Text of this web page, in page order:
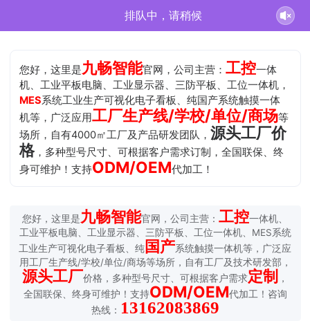
排队中，请稍候
您好，这里是九畅智能官网，公司主营：工控一体
机、工业平板电脑、工业显示器、三防平板、工位一体机，
MES系统工业生产可视化电子看板、纯国产系统触摸一体
机等，广泛应用工厂生产线/学校/单位/商场等
场所，自有4000㎡工厂及产品研发团队，源头工厂价
格，多种型号尺寸、可根据客户需求订制，全国联保、终
身可维护！支持ODM/OEM代加工！
您好，这里是九畅智能官网，公司主营： 工控一体机、
工业平板电脑、工业显示器、三防平板、工位一体机、MES系统
工业生产可视化电子看板、纯国产系统触摸一体机等，广泛应
用工厂生产线/学校/单位/商场等场所，自有工厂及技术研发部，
源头工厂价格，多种型号尺寸、可根据客户需求定制 ，
全国联保、终身可维护！支持ODM/OEM代加工！咨询
热线： 13162083869